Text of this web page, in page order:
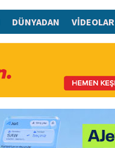
DÜNYADAN VİDEOLAR